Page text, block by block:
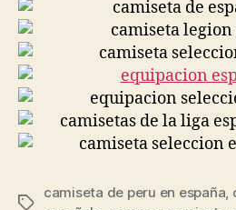
Etiquetas
camiseta de peru en españa,